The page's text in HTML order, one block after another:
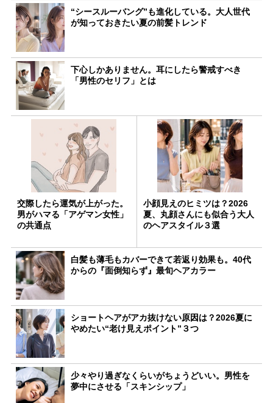
“シースルーバング”も進化している。大人世代
が知っておきたい夏の前髪トレンド
下心しかありません。耳にしたら警戒すべき
「男性のセリフ」とは
交際したら運気が上がった。
男がハマる「アゲマン女性」
の共通点
小顔見えのヒミツは？2026
夏、丸顔さんにも似合う大人
のヘアスタイル３選
白髪も薄毛もカバーできて若返り効果も。40代
からの『面倒知らず』最旬ヘアカラー
ショートヘアがアカ抜けない原因は？2026夏に
やめたい“老け見えポイント”３つ
少々やり過ぎなくらいがちょうどいい。男性を
夢中にさせる「スキンシップ」